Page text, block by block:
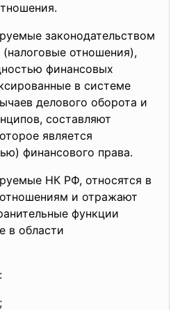
законодательством
отношения),
финансовых
в системе
делового оборота и
составляют
является
финансового права.
НК РФ, относятся в
и отражают
функции
в области